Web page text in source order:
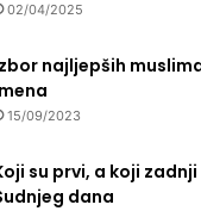
02/04/2025
najljepših
15/09/2023
su prvi, a koji
dana